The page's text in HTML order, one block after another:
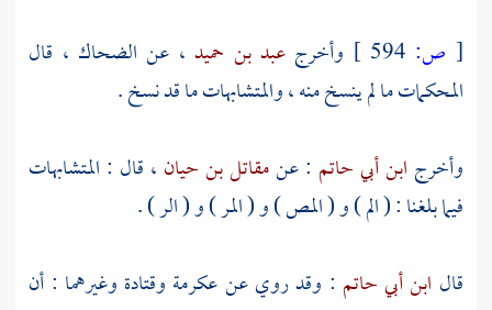
[ ص: وأخرجعبد بن حميد ، عن الضحاك ، قال
المحكمات ما لم ينسخ منه ، والمتشابهات ما قد نسخ .
وأخرج ابن أبي حاتم : عنمقاتل بن حيان ، قال : المتشابهات
فيما بلغنا : ( الم ) و ( المص ) و ( المر ) و ( الر ) .
قال ابن أبي حاتم : وقد روي عنعكرمة وقتادة وغيرهما : أن